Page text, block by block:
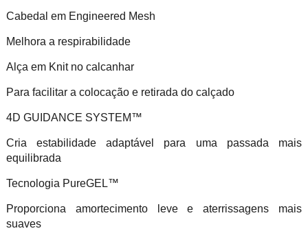
Cabedal em Engineered Mesh
Melhora a respirabilidade
Alça em Knit no calcanhar
Para facilitar a colocação e retirada do calçado
4D GUIDANCE SYSTEM™
Cria estabilidade adaptável para uma passada mais
equilibrada
Tecnologia PureGEL™
Proporciona amortecimento leve e aterrissagens mais
suaves